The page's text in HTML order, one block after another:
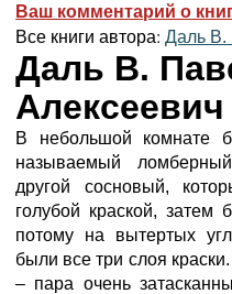
Ваш комментарий о
Все книги автора: Даль В.
Даль В.
В небольшой комнате
называемый
другой сосновый,
голубой краской, затем
потому на вытертых
были все три слоя
– пара очень